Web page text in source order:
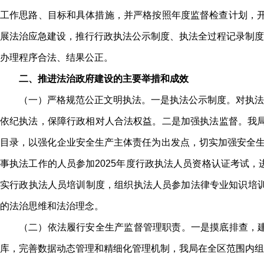
工作思路、目标和具体措施，并严格按照年度监督检查计划，
展法治应急建设，推行行政执法公示制度、执法全过程记录制
办理程序合法、结果公正。
二、推进法治政府建设的主要举措和成效
（一）严格规范公正文明执法。一是执法公示制度。对
依纪执法，保障行政相对人合法权益。二是加强执法监督。
目录，以强化企业安全生产主体责任为出发点，切实加强安
事执法工作的人员参加2025年度行政执法人员资格认证考试
实行政执法人员培训制度，组织执法人员参加法律专业知识
的法治思维和法治理念。
（二）依法履行安全生产监督管理职责。一是摸底排查
库，完善数据动态管理和精细化管理机制，我局在全区范围内